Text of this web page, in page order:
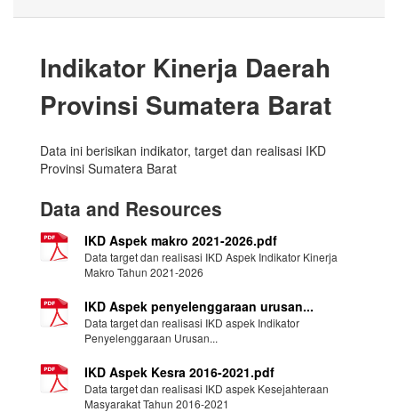
Indikator Kinerja Daerah
Provinsi Sumatera Barat
Data ini berisikan indikator, target dan realisasi IKD
Provinsi Sumatera Barat
Data and Resources
IKD Aspek makro 2021-2026.pdf
Data target dan realisasi IKD Aspek Indikator Kinerja
Makro Tahun 2021-2026
IKD Aspek penyelenggaraan urusan...
Data target dan realisasi IKD aspek Indikator
Penyelenggaraan Urusan...
IKD Aspek Kesra 2016-2021.pdf
Data target dan realisasi IKD aspek Kesejahteraan
Masyarakat Tahun 2016-2021